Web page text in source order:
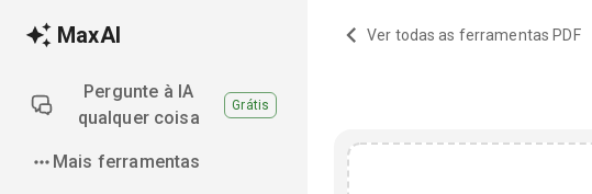
MaxAI
Pergunte à IA
qualquer coisa
Grátis
Mais ferramentas
Ver todas as ferramentas PDF